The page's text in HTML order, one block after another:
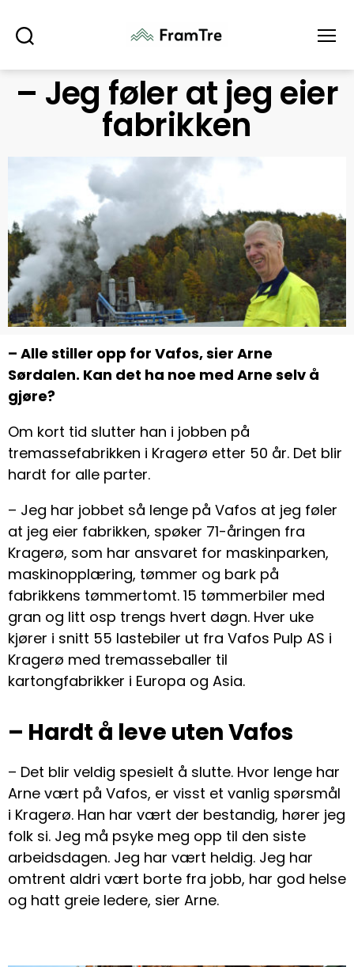
– Jeg føler at jeg eier
fabrikken
– Alle stiller opp for Vafos, sier Arne
Sørdalen. Kan det ha noe med Arne selv å
gjøre?
Om kort tid slutter han i jobben på
tremassefabrikken i Kragerø etter 50 år. Det blir
hardt for alle parter.
– Jeg har jobbet så lenge på Vafos at jeg føler
at jeg eier fabrikken, spøker 71-åringen fra
Kragerø, som har ansvaret for maskinparken,
maskinopplæring, tømmer og bark på
fabrikkens tømmertomt. 15 tømmerbiler med
gran og litt osp trengs hvert døgn. Hver uke
kjører i snitt 55 lastebiler ut fra Vafos Pulp AS i
Kragerø med tremasseballer til
kartongfabrikker i Europa og Asia.
– Hardt å leve uten Vafos
– Det blir veldig spesielt å slutte. Hvor lenge har
Arne vært på Vafos, er visst et vanlig spørsmål
i Kragerø. Han har vært der bestandig, hører jeg
folk si. Jeg må psyke meg opp til den siste
arbeidsdagen. Jeg har vært heldig. Jeg har
omtrent aldri vært borte fra jobb, har god helse
og hatt greie ledere, sier Arne.